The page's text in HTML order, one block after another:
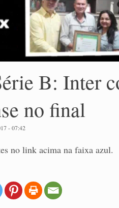
B: Inter
no final
- 07:42
no link acima na faixa azul.